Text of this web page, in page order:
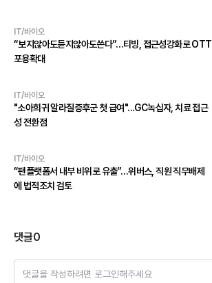
IT/바이오
“보지않아도듣지않아도쓴다”…티빙, 접근성강화로 OTT
포용확대
IT/바이오
"소아희귀 알라질증후군 첫 급여"...GC녹십자, 치료 접근
성 전환점
IT/바이오
“팬플랫폼서 내부 비위로 유출”…위버스, 직원 직무배제
에 법적조치 검토
댓글0
댓글을 작성하려면 로그인해주세요